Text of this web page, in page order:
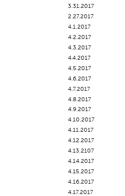
3.31.2017
2.27.2017
4.1.2017
4.2.2017
4.3.2017
4.4.2017
4.5.2017
4.6.2017
4.7.2017
4.8.2017
4.9.2017
4.10.2017
4.11.2017
4.12.2017
4.13.2107
4.14.2017
4.15.2017
4.16.2017
4.17.2017